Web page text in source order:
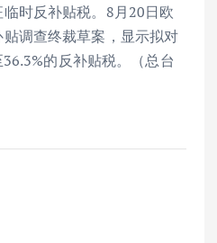
时反补贴税。8月20日欧
调查终裁草案，显示拟对
的反补贴税。（总台